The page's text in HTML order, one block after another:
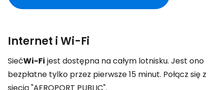
Internet i Wi-Fi
SiećWi-Fi jest dostępna na całym lotnisku. Jest ono
bezpłatne tylko przez pierwsze 15 minut. Połącz się z